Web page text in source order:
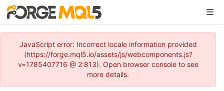
JavaScript error: Incorrect locale information provided
(https://forge.mql5.io/assets/js/webcomponents.js?
v=1785407716 @ 2:813). Open browser console to see
more details.